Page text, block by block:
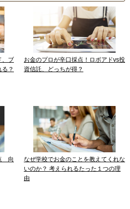
、ブ
？
お金のプロが辛口採点！ロボアドvs投
資信託、どっちが得？
向
なぜ学校でお金のことを教えてくれな
いのか？ 考えられるたった１つの理
由